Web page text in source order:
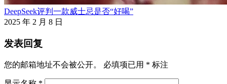
DeepSeek评判一款威士忌是否“好喝”
2025 年 2 月 8 日
发表回复
您的邮箱地址不会被公开。 必填项已用 * 标注